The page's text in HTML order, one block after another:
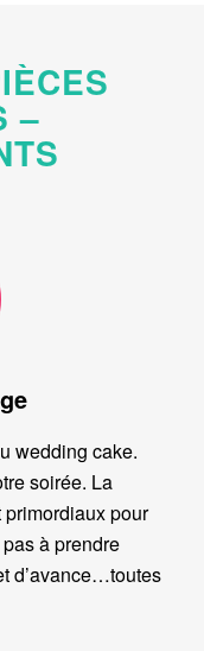
–
wedding cake.
soirée. La
pour
à prendre
d’avance…toutes